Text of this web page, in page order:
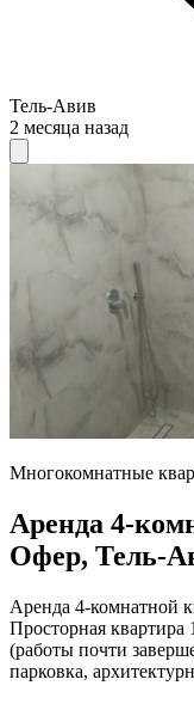
Тель-Авив
2 месяца назад
Многокомнатные
Аренда 4-
Офер, Тель-
Аренда 4-комнатной
Просторная
(работы почти
парковка,